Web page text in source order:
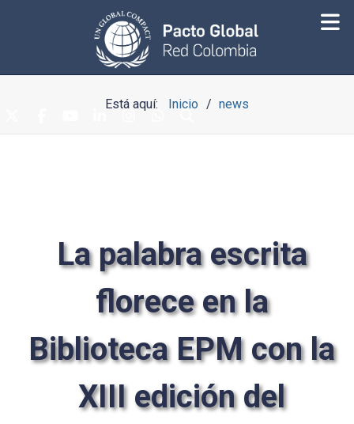
Está aquí: Inicio news
La palabra escrita
florece en la
Biblioteca EPM con la
XIII edición del